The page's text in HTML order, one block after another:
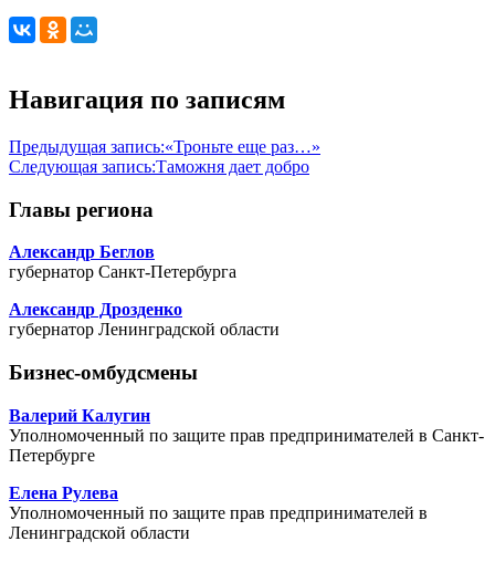
Навигация по записям
Предыдущая запись:«Троньте еще раз…»
Следующая запись:Таможня дает добро
Главы региона
Александр Беглов
губернатор Санкт-Петербурга
Александр Дрозденко
губернатор Ленинградской области
Бизнес-омбудсмены
Валерий Калугин
Уполномоченный по защите прав предпринимателей в Санкт-
Петербурге
Елена Рулева
Уполномоченный по защите прав предпринимателей в
Ленинградской области